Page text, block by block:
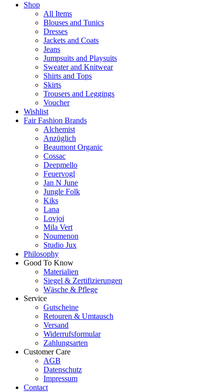
Shop
All Items
Blouses and Tunics
Dresses
Jackets and Coats
Jeans
Jumpsuits and Playsuits
Sweater and Knitwear
Shirts and Tops
Skirts
Trousers and Leggings
Voucher
Wishlist
Fair Fashion Brands
Alchemist
Anzüglich
Beaumont Organic
Cossac
Deepmello
Feuervogl
Jan N June
Jungle Folk
Kiks
Lana
Lovjoi
Mila Vert
Noumenon
Studio Jux
Philosophy
Good To Know
Materialien
Siegel & Zertifizierungen
Wäsche & Pflege
Service
Gutscheine
Retouren & Umtausch
Versand
Widerrufsformular
Zahlungsarten
Customer Care
AGB
Datenschutz
Impressum
Contact